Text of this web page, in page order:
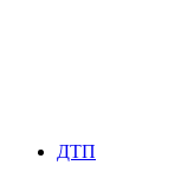
ДТП